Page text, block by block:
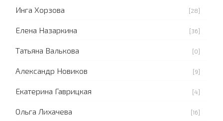
Инга Хорзова [28]
Елена Назаркина [36]
Татьяна Валькова [0]
Александр Новиков [9]
Екатерина Гаврицкая [4]
Ольга Лихачева [16]